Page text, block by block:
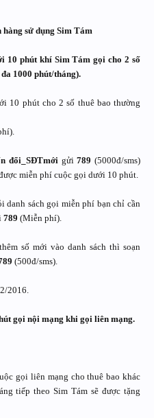
hàng sử dụng Sim Tám
10 phút khí Sim Tám gọi cho 2 số
1000 phút/tháng).
10 phút cho 2 số thuê bao thường
đổi_SĐTmớigửi789 (5000đ/sms)
miễn phí cuộc gọi dưới 10 phút.
danh sách gọi miễn phí bạn chỉ cần
789 (Miễn phí).
số mới vào danh sách thì soạn
(500đ/sms).
2016.
gọi nội mạng khi gọi liên mạng.
gọi liên mạng cho thuê bao khác
tiếp theo Sim Tám sẽ được tặng